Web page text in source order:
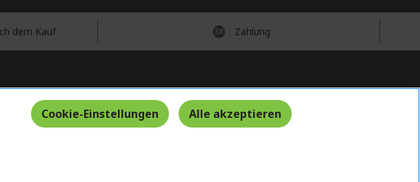
dem Kauf Zahlung
Deutschland/Österreich
Cookie-Einstellungen Alle akzeptieren